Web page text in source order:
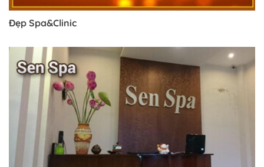
Đẹp Spa&Clinic